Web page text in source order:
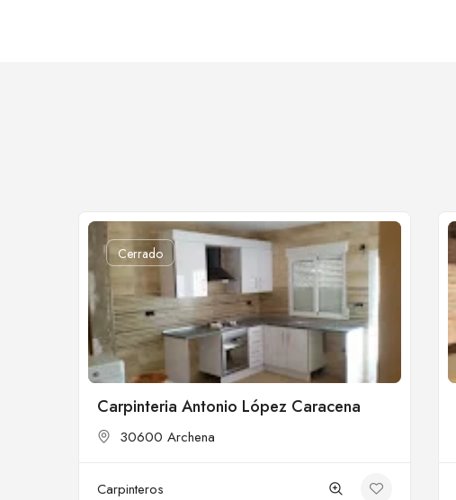
Cerrado
Carpinteria Antonio López Caracena
30600 Archena
Carpinteros